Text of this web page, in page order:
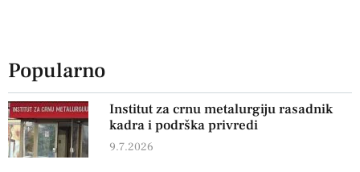
Popularno
Institut za crnu metalurgiju rasadnik
kadra i podrška privredi
9.7.2026